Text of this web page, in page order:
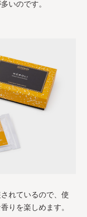
いのです。
れているので、使
りを楽しめます。